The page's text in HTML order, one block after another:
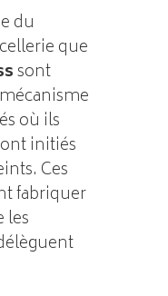
du
que
sont
où ils
initiés
Ces
fabriquer
les